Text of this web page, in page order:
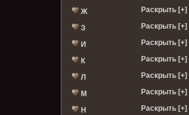
Ж Раскрыть [+]
З Раскрыть [+]
И Раскрыть [+]
К Раскрыть [+]
Л Раскрыть [+]
М Раскрыть [+]
Н Раскрыть [+]